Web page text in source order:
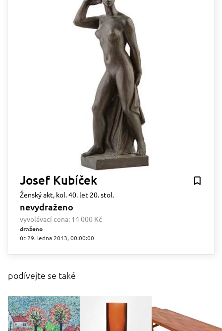
Josef Kubíček
Ženský akt, kol. 40. let 20. stol.
nevydraženo
vyvolávací cena: 14 000 Kč
draženo
út 29. ledna 2013, 00:00:00
podívejte se také